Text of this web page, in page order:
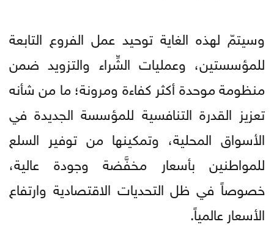
وسيتمّ لهذه الغاية توحيد عمل الفروع التابعة
للمؤسستين، وعمليات الشِّراء والتزويد ضمن
منظومة موحدة أكثر كفاءة ومرونة؛ ما من شأنه
تعزيز القدرة التنافسية للمؤسسة الجديدة في
الأسواق المحلية، وتمكينها من توفير السلع
للمواطنين بأسعار مخفَّضة وجودة عالية،
خصوصاً في ظل التحديات الاقتصادية وارتفاع
الأسعار عالمياً.